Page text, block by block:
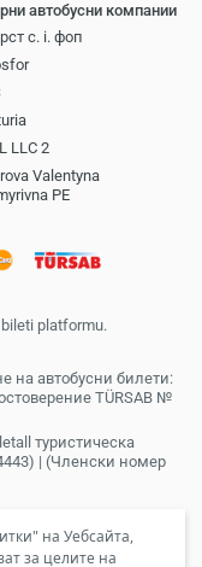
на Уебсайта,
за целите на
автобусни компании
с. і. фоп
LLC 2
Valentyna
PE
platformu.
на автобусни билети:
TÜRSAB №
туристическа
| (Членски номер